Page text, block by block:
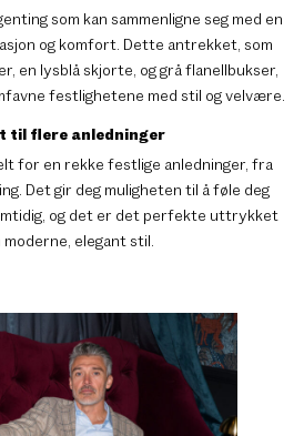
som kan sammenligne seg med en
og komfort. Dette antrekket, som
en lysblå skjorte, og grå flanellbukser,
festlighetene med stil og velvære.
til flere anledninger
for en rekke festlige anledninger, fra
Det gir deg muligheten til å føle deg
og det er det perfekte uttrykket
elegant stil.